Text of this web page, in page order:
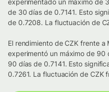
experimentado un máximo de
de 30 días de 0.7141. Esto
de 0.7208. La fluctuación de
El rendimiento de CZK frente a
experimentó un máximo de 90
90 días de 0.7141. Esto
0.7261. La fluctuación de CZK